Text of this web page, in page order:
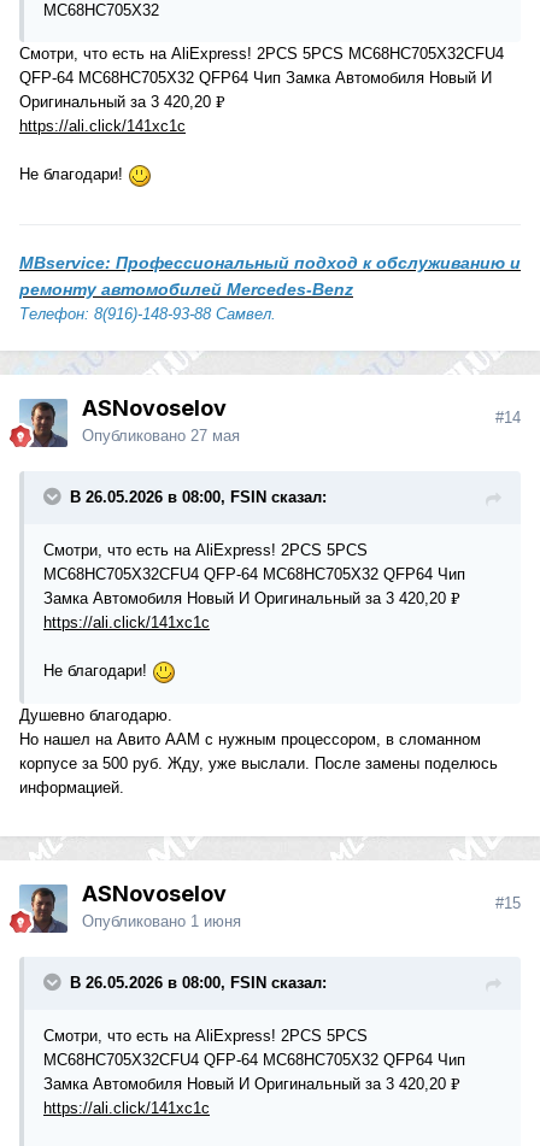
МС68НС705Х32
Смотри, что есть на AliExpress! 2PCS 5PCS MC68HC705X32CFU4
QFP-64 MC68HC705X32 QFP64 Чип Замка Автомобиля Новый И
Оригинальный за 3 420,20 ₽
https://ali.click/141xc1c
Не благодари!
MBservice: Профессиональный подход к обслуживанию и
ремонту автомобилей Mercedes-Benz
Телефон: 8(916)-148-93-88 Самвел.
ASNovoselov
Опубликовано 27 мая
#14
В 26.05.2026 в 08:00, FSIN сказал:
Смотри, что есть на AliExpress! 2PCS 5PCS
MC68HC705X32CFU4 QFP-64 MC68HC705X32 QFP64 Чип
Замка Автомобиля Новый И Оригинальный за 3 420,20 ₽
https://ali.click/141xc1c
Не благодари!
Душевно благодарю.
Но нашел на Авито ААМ с нужным процессором, в сломанном
корпусе за 500 руб. Жду, уже выслали. После замены поделюсь
информацией.
ASNovoselov
Опубликовано 1 июня
#15
В 26.05.2026 в 08:00, FSIN сказал:
Смотри, что есть на AliExpress! 2PCS 5PCS
MC68HC705X32CFU4 QFP-64 MC68HC705X32 QFP64 Чип
Замка Автомобиля Новый И Оригинальный за 3 420,20 ₽
https://ali.click/141xc1c